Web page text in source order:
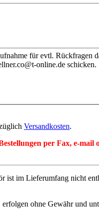
für evtl. Rückfragen
online.de schicken.
Versandkosten.
per Fax, e-
im Lieferumfang nicht
ohne Gewähr und